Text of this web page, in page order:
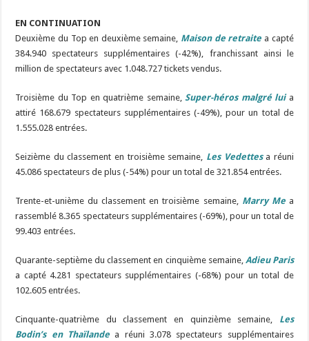
EN CONTINUATION
Deuxième du Top en deuxième semaine, Maison de retraite a capté
384.940 spectateurs supplémentaires (-42%), franchissant ainsi le
million de spectateurs avec 1.048.727 tickets vendus.
Troisième du Top en quatrième semaine, Super-héros malgré luia
attiré 168.679 spectateurs supplémentaires (-49%), pour un total de
1.555.028 entrées.
Seizième du classement en troisième semaine, Les Vedettesa réuni
45.086 spectateurs de plus (-54%) pour un total de 321.854 entrées.
Trente-et-unième du classement en troisième semaine, Marry Mea
rassemblé 8.365 spectateurs supplémentaires (-69%), pour un total de
99.403 entrées.
Quarante-septième du classement en cinquième semaine, Adieu Paris
a capté 4.281 spectateurs supplémentaires (-68%) pour un total de
102.605 entrées.
Cinquante-quatrième du classement en quinzième semaine, Les
Bodin’s en Thaïlandea réuni 3.078 spectateurs supplémentaires